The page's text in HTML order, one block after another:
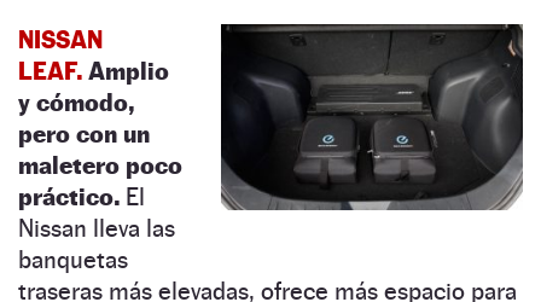
NISSAN
LEAF. Amplio
y cómodo,
pero con un
maletero poco
práctico. El
Nissan lleva las
banquetas
traseras más elevadas, ofrece más espacio para